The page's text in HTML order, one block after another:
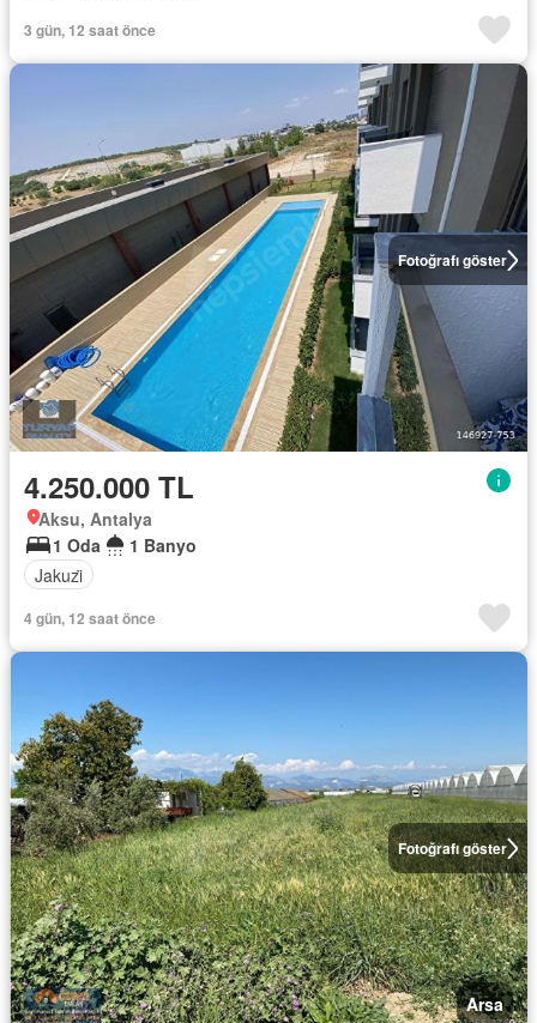
3 gün, 12 saat önce
Fotoğrafı göster
4.250.000 TL
Aksu, Antalya
1 Oda
1 Banyo
Jakuzi̇
4 gün, 12 saat önce
Fotoğrafı göster
Arsa